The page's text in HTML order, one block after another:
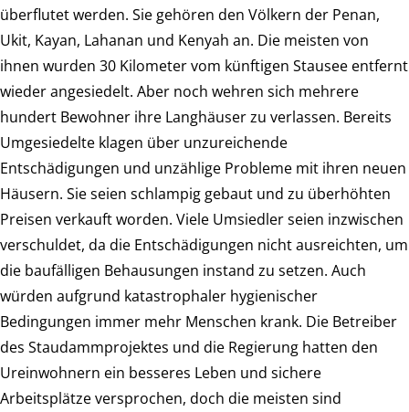
überflutet werden. Sie gehören den Völkern der Penan,
Ukit, Kayan, Lahanan und Kenyah an. Die meisten von
ihnen wurden 30 Kilometer vom künftigen Stausee entfernt
wieder angesiedelt. Aber noch wehren sich mehrere
hundert Bewohner ihre Langhäuser zu verlassen. Bereits
Umgesiedelte klagen über unzureichende
Entschädigungen und unzählige Probleme mit ihren neuen
Häusern. Sie seien schlampig gebaut und zu überhöhten
Preisen verkauft worden. Viele Umsiedler seien inzwischen
verschuldet, da die Entschädigungen nicht ausreichten, um
die baufälligen Behausungen instand zu setzen. Auch
würden aufgrund katastrophaler hygienischer
Bedingungen immer mehr Menschen krank. Die Betreiber
des Staudammprojektes und die Regierung hatten den
Ureinwohnern ein besseres Leben und sichere
Arbeitsplätze versprochen, doch die meisten sind